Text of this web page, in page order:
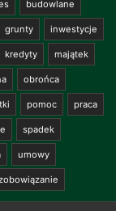
budowlane
grunty inwestycje
kredyty majątek
obrońca
pomoc praca
spadek
umowy